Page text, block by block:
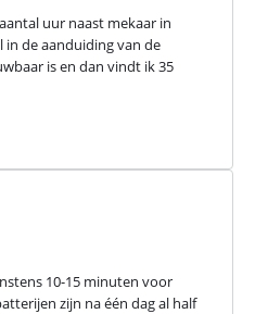
uur naast mekaar in
in de aanduiding van de
is en dan vindt ik 35
10-15 minuten voor
zijn na één dag al half